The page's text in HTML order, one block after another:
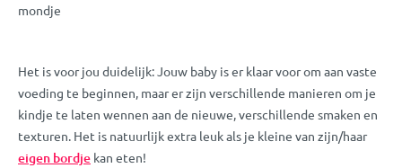
mondje
Het is voor jou duidelijk: Jouw baby is er klaar voor om aan vaste
voeding te beginnen, maar er zijn verschillende manieren om je
kindje te laten wennen aan de nieuwe, verschillende smaken en
texturen. Het is natuurlijk extra leuk als je kleine van zijn/haar
eigen bordje kan eten!